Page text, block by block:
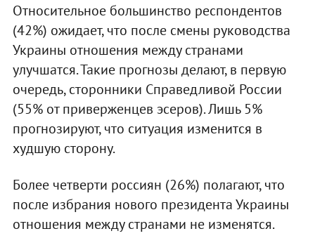
Относительное большинство респондентов
(42%) ожидает, что после смены руководства
Украины отношения между странами
улучшатся. Такие прогнозы делают, в первую
очередь, сторонники Справедливой России
(55% от приверженцев эсеров). Лишь 5%
прогнозируют, что ситуация изменится в
худшую сторону.
Более четверти россиян (26%) полагают, что
после избрания нового президента Украины
отношения между странами не изменятся.